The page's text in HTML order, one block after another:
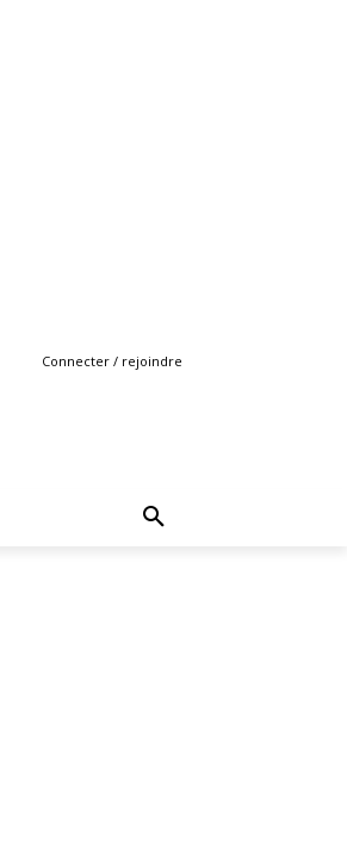
Connecter / rejoindre